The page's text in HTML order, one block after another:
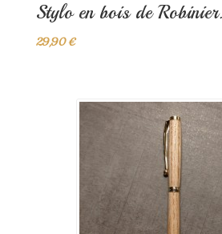
Stylo en bois de
29,90 €